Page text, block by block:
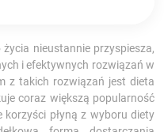
nieustannie przyspiesza,
i efektywnych rozwiązań w
z takich rozwiązań jest dieta
coraz większą popularność
korzyści płyną z wyboru diety